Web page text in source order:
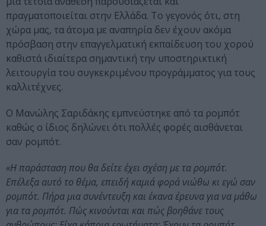
πραγματοποιείται στην Ελλάδα. Το γεγονός ότι, στη
χώρα μας, τα άτομα με αναπηρία δεν έχουν ακόμα
πρόσβαση στην επαγγελματική εκπαίδευση του χορού
καθιστά ιδιαίτερα σημαντική την υποστηρικτική
λειτουργία του συγκεκριμένου προγράμματος για τους
καλλιτέχνες.
Ο Μανώλης Σαριδάκης εμπνεύστηκε από τα ρομπότ
καθώς ο ίδιος δηλώνει ότι πολλές φορές αισθάνεται
σαν ρομπότ.
«Η παράσταση που θα δείτε έχει σχέση με τα ρομπότ.
Επέλεξα αυτό το θέμα, επειδή καμιά φορά νιώθω κι εγώ σαν
ρομπότ. Πήρα μια συνέντευξη και έκανα έρευνα για να μάθω
για τα ρομπότ. Πώς κινούνται και πώς βοηθάνε τους